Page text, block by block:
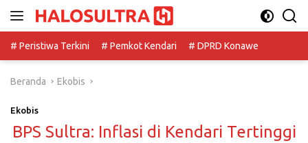
# Peristiwa Terkini
# Pemkot Kendari # DPRD Konawe
Beranda Ekobis
Ekobis
BPS Sultra: Inflasi di Kendari Tertinggi